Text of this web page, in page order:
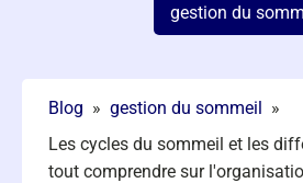
gestion du
Blog » gestion du sommeil »
Les cycles du sommeil et les
tout comprendre sur